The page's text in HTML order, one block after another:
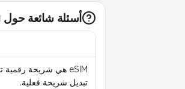
أسئلة شائعة حول eSIM
تبديل شريحة فعلية.